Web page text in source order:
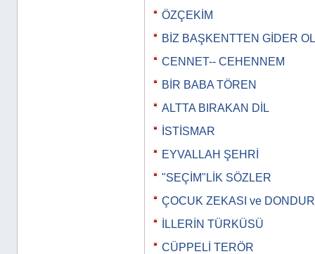
ÖZÇEKİM
BİZ BAŞKENTTEN GİDER
CENNET-- CEHENNEM
BİR BABA TÖREN
ALTTA BIRAKAN DİL
İSTİSMAR
EYVALLAH ŞEHRİ
"SEÇİM"LİK SÖZLER
ÇOCUK ZEKASI ve
İLLERİN TÜRKÜSÜ
CÜPPELİ TERÖR